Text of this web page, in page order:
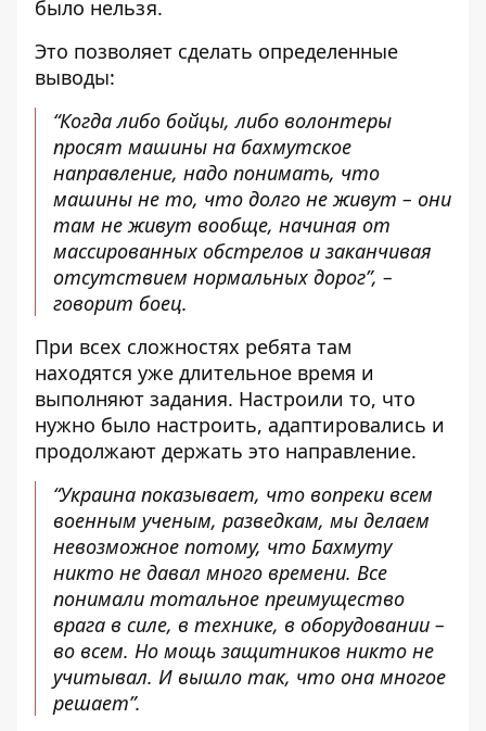
было нельзя.
Это позволяет сделать определенные
выводы:
“Когда либо бойцы, либо волонтеры
просят машины на бахмутское
направление, надо понимать, что
машины не то, что долго не живут – они
там не живут вообще, начиная от
массированных обстрелов и заканчивая
отсутствием нормальных дорог”, –
говорит боец.
При всех сложностях ребята там
находятся уже длительное время и
выполняют задания. Настроили то, что
нужно было настроить, адаптировались и
продолжают держать это направление.
“Украина показывает, что вопреки всем
военным ученым, разведкам, мы делаем
невозможное потому, что Бахмуту
никто не давал много времени. Все
понимали тотальное преимущество
врага в силе, в технике, в оборудовании –
во всем. Но мощь защитников никто не
учитывал. И вышло так, что она многое
решает”.